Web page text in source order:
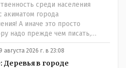
среди населения
акиматом города
А иначе это просто
надо прежде чем писать,
в ЖКХ акимата и
своей статьей провоцировать
9 августа 2026 г. в 23:08
в городе